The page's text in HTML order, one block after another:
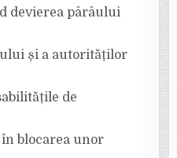
devierea pârâului
și a autorităților
de
blocarea unor